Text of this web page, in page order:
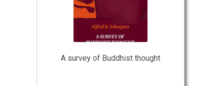
A survey of Buddhist thought